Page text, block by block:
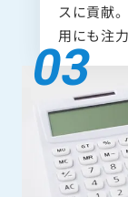
スに貢献
用にも注